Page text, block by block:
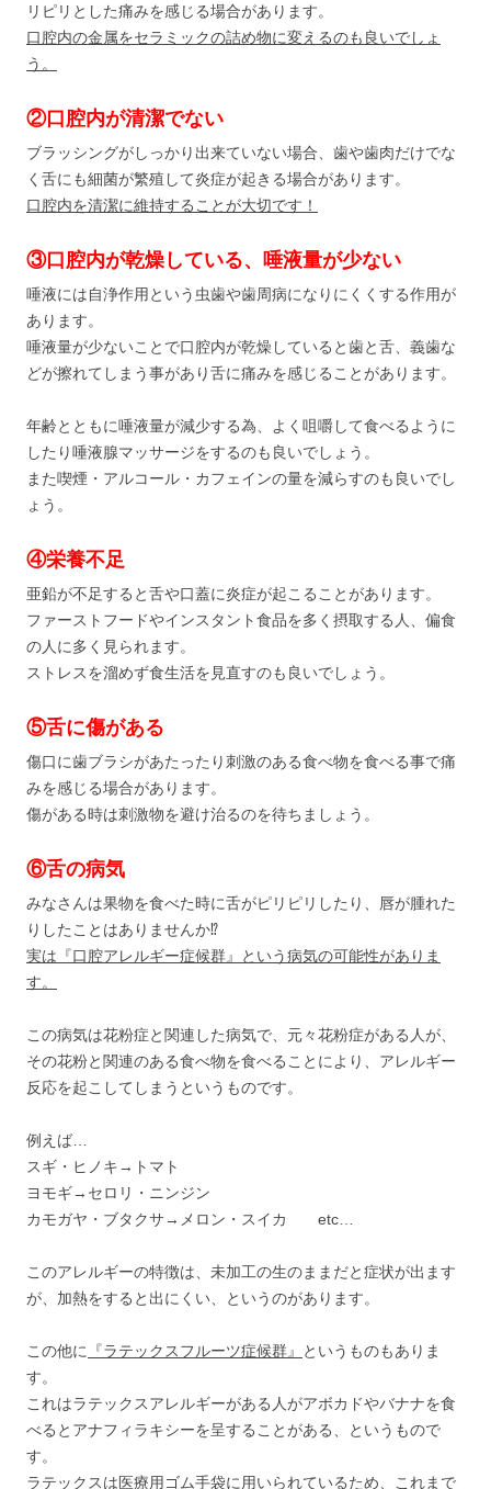
リピリとした痛みを感じる場合があります。
口腔内の金属をセラミックの詰め物に変えるのも良いでしょ
う。
②口腔内が清潔でない
ブラッシングがしっかり出来ていない場合、歯や歯肉だけでな
く舌にも細菌が繁殖して炎症が起きる場合があります。
口腔内を清潔に維持することが大切です！
③口腔内が乾燥している、唾液量が少ない
唾液には自浄作用という虫歯や歯周病になりにくくする作用が
あります。
唾液量が少ないことで口腔内が乾燥していると歯と舌、義歯な
どが擦れてしまう事があり舌に痛みを感じることがあります。
年齢とともに唾液量が減少する為、よく咀嚼して食べるように
したり唾液腺マッサージをするのも良いでしょう。
また喫煙・アルコール・カフェインの量を減らすのも良いでし
ょう。
④栄養不足
亜鉛が不足すると舌や口蓋に炎症が起こることがあります。
ファーストフードやインスタント食品を多く摂取する人、偏食
の人に多く見られます。
ストレスを溜めず食生活を見直すのも良いでしょう。
⑤舌に傷がある
傷口に歯ブラシがあたったり刺激のある食べ物を食べる事で痛
みを感じる場合があります。
傷がある時は刺激物を避け治るのを待ちましょう。
⑥舌の病気
みなさんは果物を食べた時に舌がピリピリしたり、唇が腫れた
りしたことはありませんか⁉
実は『口腔アレルギー症候群』という病気の可能性がありま
す。
この病気は花粉症と関連した病気で、元々花粉症がある人が、
その花粉と関連のある食べ物を食べることにより、アレルギー
反応を起こしてしまうというものです。
例えば…
スギ・ヒノキ→トマト
ヨモギ→セロリ・ニンジン
カモガヤ・ブタクサ→メロン・スイカ etc…
このアレルギーの特徴は、未加工の生のままだと症状が出ます
が、加熱をすると出にくい、というのがあります。
この他に 『ラテックスフルーツ症候群』
というものもありま
す。
これはラテックスアレルギーがある人がアボカドやバナナを食
べるとアナフィラキシーを呈することがある、というもので
す。
ラテックスは医療用ゴム手袋に用いられているため、これまで